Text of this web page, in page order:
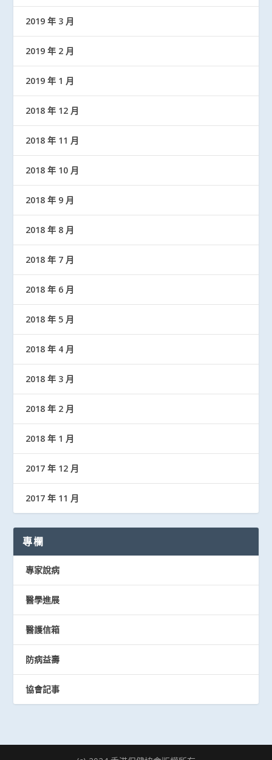
2019 年 3 月
2019 年 2 月
2019 年 1 月
2018 年 12 月
2018 年 11 月
2018 年 10 月
2018 年 9 月
2018 年 8 月
2018 年 7 月
2018 年 6 月
2018 年 5 月
2018 年 4 月
2018 年 3 月
2018 年 2 月
2018 年 1 月
2017 年 12 月
2017 年 11 月
專欄
專家說病
醫學進展
醫護信箱
防病益壽
協會記事